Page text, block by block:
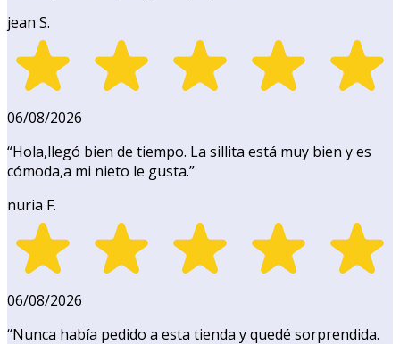
jean S.
06/08/2026
“Hola,llegó bien de tiempo. La sillita está muy bien y es
cómoda,a mi nieto le gusta.”
nuria F.
06/08/2026
“Nunca había pedido a esta tienda y quedé sorprendida.